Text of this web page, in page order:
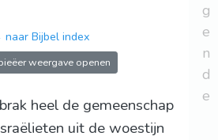
naar Bijbel index
weergave openen
heel de gemeenschap
uit de woestijn
g
e
n
d
e